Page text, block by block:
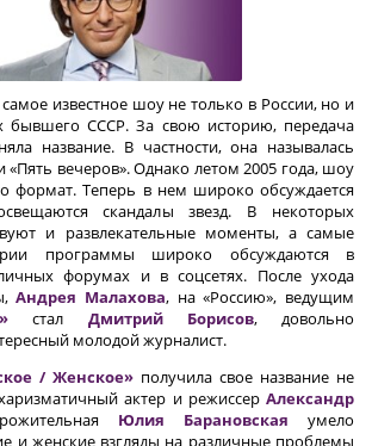
известное шоу не только в России, но и
бывшего СССР. За свою историю, передача
название. В частности, она называлась
«Пять вечеров». Однако летом 2005 года, шоу
формат. Теперь в нем широко обсуждается
скандалы звезд. В некоторых
и развлекательные моменты, а самые
программы широко обсуждаются в
форумах и в соцсетях. После ухода
Андрея Малахова, на «Россию», ведущим
стал Дмитрий Борисов, довольно
молодой журналист.
/ Женское» получила свое название не
актер и режиссер Александр
Юлия Барановская умело
и женские взгляды на различные проблемы